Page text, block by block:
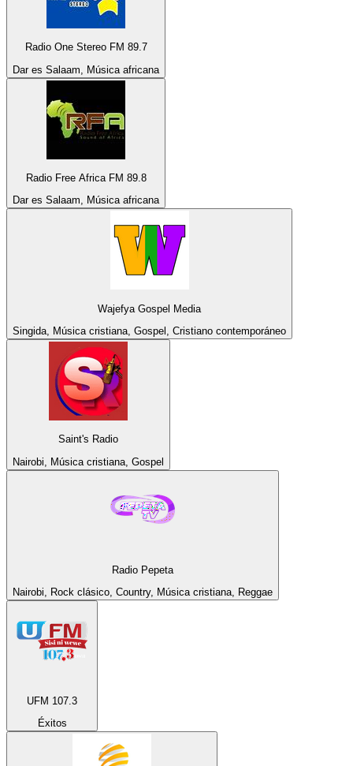
Radio One Stereo FM 89.7
Dar es Salaam, Música africana
Radio Free Africa FM 89.8
Dar es Salaam, Música africana
Wajefya Gospel Media
Singida, Música cristiana, Gospel, Cristiano contemporáneo
Saint's Radio
Nairobi, Música cristiana, Gospel
Radio Pepeta
Nairobi, Rock clásico, Country, Música cristiana, Reggae
UFM 107.3
Éxitos